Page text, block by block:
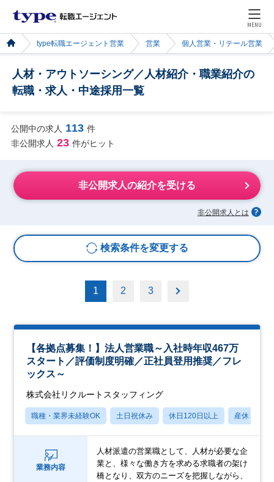
MENU
type転職エージェント営業 営業 個人営業・リテール営業
人材・アウトソーシング／人材紹介・職業紹介の
転職・求人・中途採用一覧
公開中の求人 113 件
非公開求人 23 件がヒット
非公開求人の紹介を受ける
非公開求人とは
検索条件を変更する
1 2 3
【各拠点募集！】法人営業職～入社時年収467万
スタート／評価制度明確／正社員登用推奨／フレ
ックス～
株式会社リクルートスタッフィング
職種・業界未経験OK 土日祝休み 休日120日以上 産休・育休
業務内容
人材派遣の営業職として、人材が必要な企
業と、様々な働き方を求める求職者の架け
橋となり、双方のニーズを把握しながら、